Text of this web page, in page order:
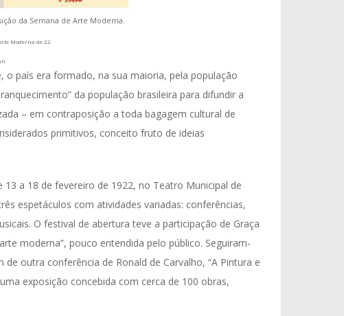
da Semana de Arte Moderna.
Moderna de 22.
o país era formado, na sua maioria, pela população
da população brasileira para difundir a
– em contraposição a toda bagagem cultural de
primitivos, conceito fruto de ideias
a 18 de fevereiro de 1922, no Teatro Municipal de
espetáculos com atividades variadas: conferências,
O festival de abertura teve a participação de Graça
moderna”, pouco entendida pelo público. Seguiram-
outra conferência de Ronald de Carvalho, “A Pintura e
exposição concebida com cerca de 100 obras,